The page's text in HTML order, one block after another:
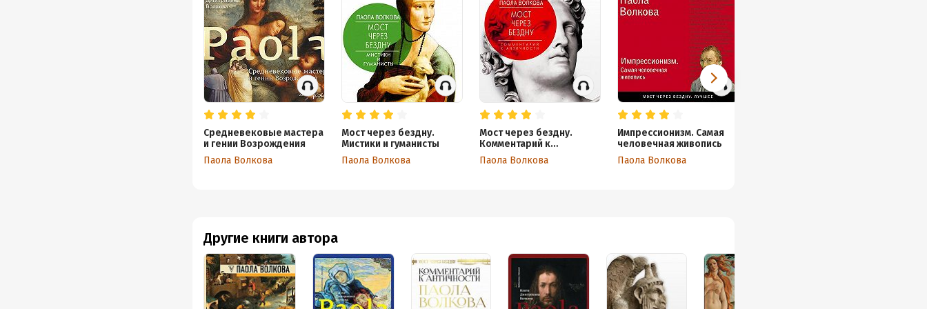
Другие книги автора
Средневековые мастера
и гении Возрождения
Паола Волкова
Мост через бездну.
Мистики и гуманисты
Паола Волкова
Мост через бездну.
Комментарий к
античности
Паола Волкова
Импрессионизм. Самая
человечная живопись
Паола Волкова